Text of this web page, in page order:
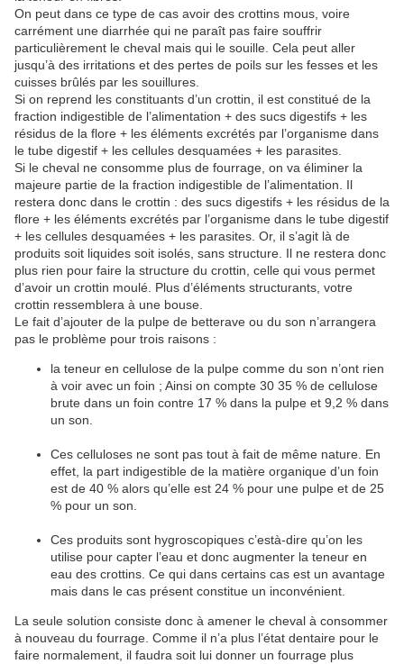
On peut dans ce type de cas avoir des crottins mous, voire
carrément une diarrhée qui ne paraît pas faire souffrir
particulièrement le cheval mais qui le souille. Cela peut aller
jusqu’à des irritations et des pertes de poils sur les fesses et les
cuisses brûlés par les souillures.
Si on reprend les constituants d’un crottin, il est constitué de la
fraction indigestible de l’alimentation + des sucs digestifs + les
résidus de la flore + les éléments excrétés par l’organisme dans
le tube digestif + les cellules desquamées + les parasites.
Si le cheval ne consomme plus de fourrage, on va éliminer la
majeure partie de la fraction indigestible de l’alimentation. Il
restera donc dans le crottin : des sucs digestifs + les résidus de la
flore + les éléments excrétés par l’organisme dans le tube digestif
+ les cellules desquamées + les parasites. Or, il s’agit là de
produits soit liquides soit isolés, sans structure. Il ne restera donc
plus rien pour faire la structure du crottin, celle qui vous permet
d’avoir un crottin moulé. Plus d’éléments structurants, votre
crottin ressemblera à une bouse.
Le fait d’ajouter de la pulpe de betterave ou du son n’arrangera
pas le problème pour trois raisons :
la teneur en cellulose de la pulpe comme du son n’ont rien
à voir avec un foin ; Ainsi on compte 30 35 % de cellulose
brute dans un foin contre 17 % dans la pulpe et 9,2 % dans
un son.
Ces celluloses ne sont pas tout à fait de même nature. En
effet, la part indigestible de la matière organique d’un foin
est de 40 % alors qu’elle est 24 % pour une pulpe et de 25
% pour un son.
Ces produits sont hygroscopiques c’està-dire qu’on les
utilise pour capter l’eau et donc augmenter la teneur en
eau des crottins. Ce qui dans certains cas est un avantage
mais dans le cas présent constitue un inconvénient.
La seule solution consiste donc à amener le cheval à consommer
à nouveau du fourrage. Comme il n’a plus l’état dentaire pour le
faire normalement, il faudra soit lui donner un fourrage plus